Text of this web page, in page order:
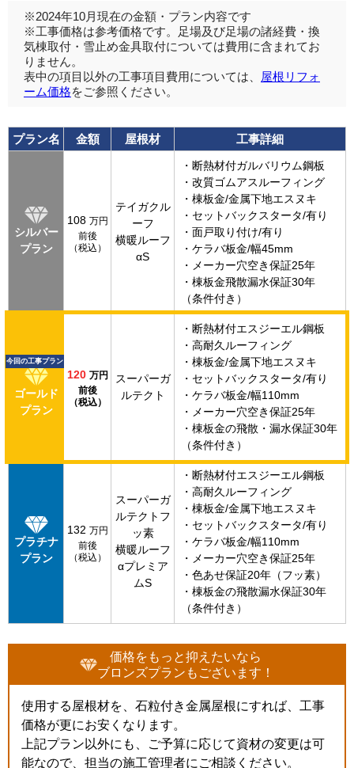
※2024年10月現在の金額・プラン内容です
※工事価格は参考価格です。足場及び足場の諸経費・換
気棟取付・雪止め金具取付については費用に含まれてお
りません。
表中の項目以外の工事項目費用については、
屋根リフォ
ーム価格をご参照ください。
プラン名 金額 屋根材 工事詳細
シルバー
プラン
108 万円
前後
（税込）
テイガクル
ーフ
横暖ルーフ
αS
・断熱材付ガルバリウム鋼板
・改質ゴムアスルーフィング
・棟板金/金属下地エスヌキ
・セットバックスタータ/有り
・面戸取り付け/有り
・ケラバ板金/幅45mm
・メーカー穴空き保証25年
・棟板金飛散漏水保証30年
（条件付き）
今回の工事プラン
ゴールド
プラン
120 万円
前後
（税込）
スーパーガ
ルテクト
・断熱材付エスジーエル鋼板
・高耐久ルーフィング
・棟板金/金属下地エスヌキ
・セットバックスタータ/有り
・ケラバ板金/幅110mm
・メーカー穴空き保証25年
・棟板金の飛散・漏水保証30年
（条件付き）
プラチナ
プラン
132 万円
前後
（税込）
スーパーガ
ルテクトフ
ッ素
横暖ルーフ
αプレミア
ムS
・断熱材付エスジーエル鋼板
・高耐久ルーフィング
・棟板金/金属下地エスヌキ
・セットバックスタータ/有り
・ケラバ板金/幅110mm
・メーカー穴空き保証25年
・色あせ保証20年（フッ素）
・棟板金の飛散漏水保証30年
（条件付き）
価格をもっと抑えたいなら
ブロンズプランもございます！
使用する屋根材を、石粒付き金属屋根にすれば、工事
価格が更にお安くなります。
上記プラン以外にも、ご予算に応じて資材の変更は可
能なので、担当の施工管理者にご相談ください。